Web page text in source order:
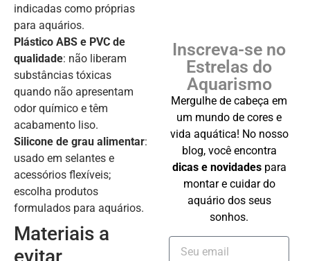
indicadas como próprias
para aquários.
Plástico ABS e PVC de
qualidade: não liberam
substâncias tóxicas
quando não apresentam
odor químico e têm
acabamento liso.
Silicone de grau alimentar:
usado em selantes e
acessórios flexíveis;
escolha produtos
formulados para aquários.
Materiais a
Inscreva-se no
Estrelas do
Aquarismo
Mergulhe de cabeça em
um mundo de cores e
vida aquática! No nosso
blog, você encontra
dicas e novidadespara
montar e cuidar do
aquário dos seus
sonhos.